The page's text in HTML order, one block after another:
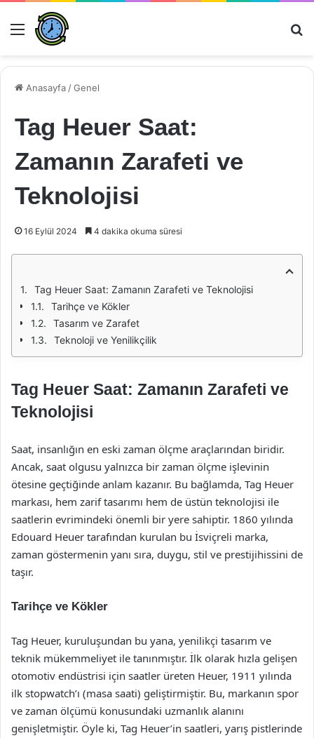
Menü
Anasayfa /Genel
Tag Heuer Saat:
Zamanın Zarafeti ve
Teknolojisi
16 Eylül 2024 4 dakika okuma süresi
Tag Heuer Saat: Zamanın Zarafeti ve Teknolojisi
Tarihçe ve Kökler
Tasarım ve Zarafet
Teknoloji ve Yenilikçilik
Tag Heuer Saat: Zamanın Zarafeti ve
Teknolojisi
Saat, insanlığın en eski zaman ölçme araçlarından biridir.
Ancak, saat olgusu yalnızca bir zaman ölçme işlevinin
ötesine geçtiğinde anlam kazanır. Bu bağlamda, Tag Heuer
markası, hem zarif tasarımı hem de üstün teknolojisi ile
saatlerin evrimindeki önemli bir yere sahiptir. 1860 yılında
Edouard Heuer tarafından kurulan bu İsviçreli marka,
zaman göstermenin yanı sıra, duygu, stil ve prestijihissini de
taşır.
Tarihçe ve Kökler
Tag Heuer, kuruluşundan bu yana, yenilikçi tasarım ve
teknik mükemmeliyet ile tanınmıştır. İlk olarak hızla gelişen
otomotiv endüstrisi için saatler üreten Heuer, 1911 yılında
ilk stopwatch’ı (masa saati) geliştirmiştir. Bu, markanın spor
ve zaman ölçümü konusundaki uzmanlık alanını
genişletmiştir. Öyle ki, Tag Heuer’in saatleri, yarış pistlerinde